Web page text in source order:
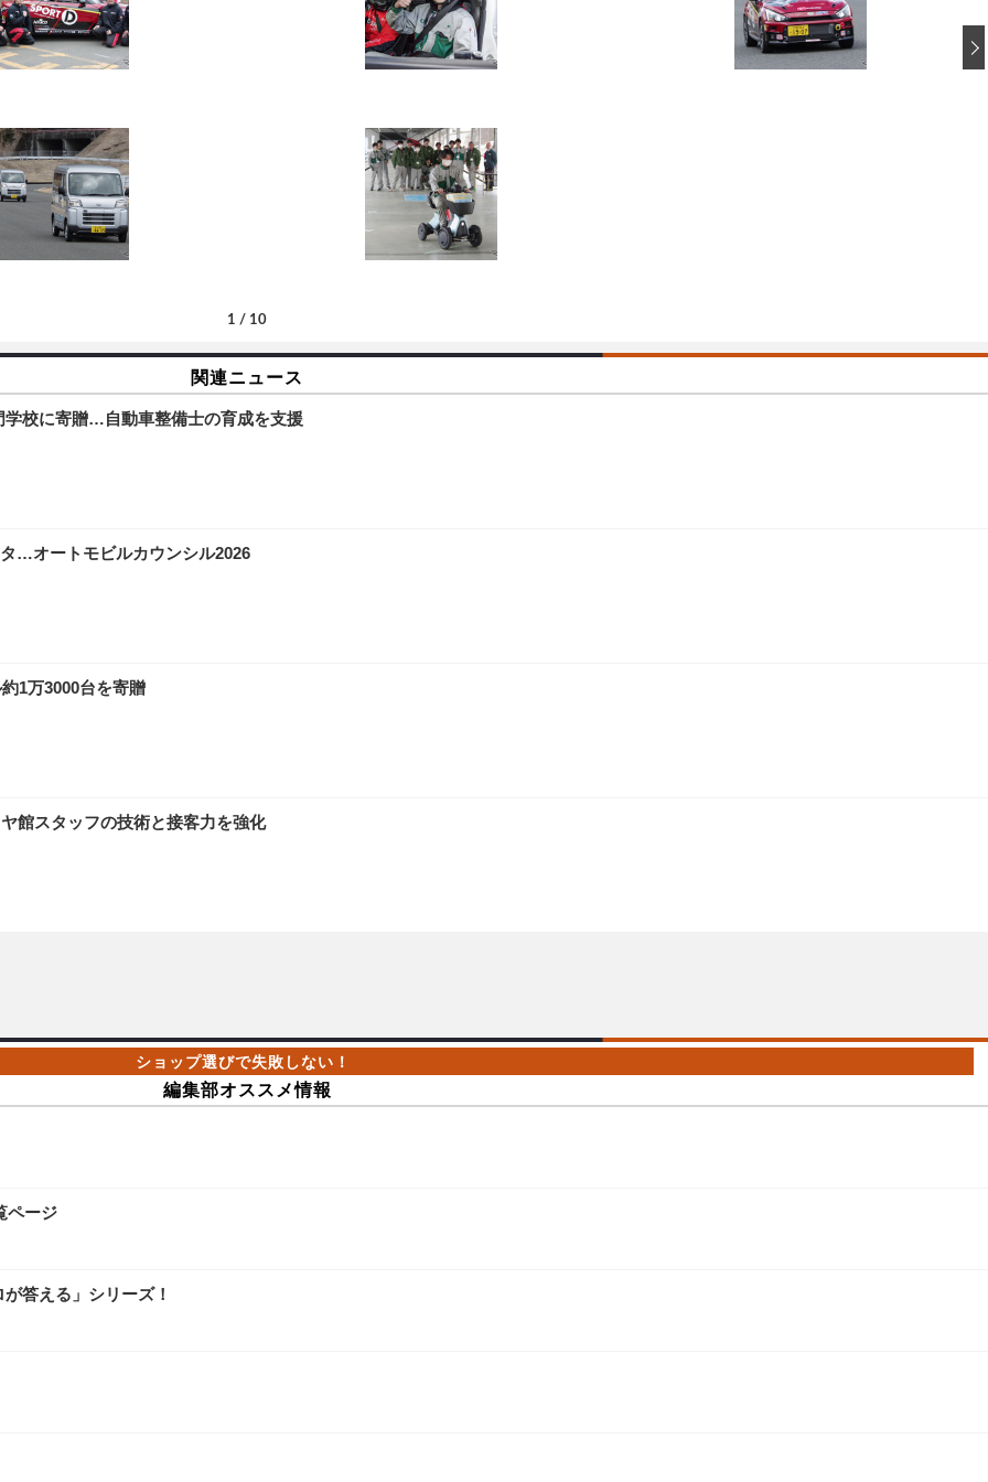
1 / 10
関連ニュース
校に寄贈…自動車整備士の育成を支援
…オートモビルカウンシル2026
1万3000台を寄贈
館スタッフの技術と接客力を強化
編集部オススメ情報
ページ
答える」シリーズ！